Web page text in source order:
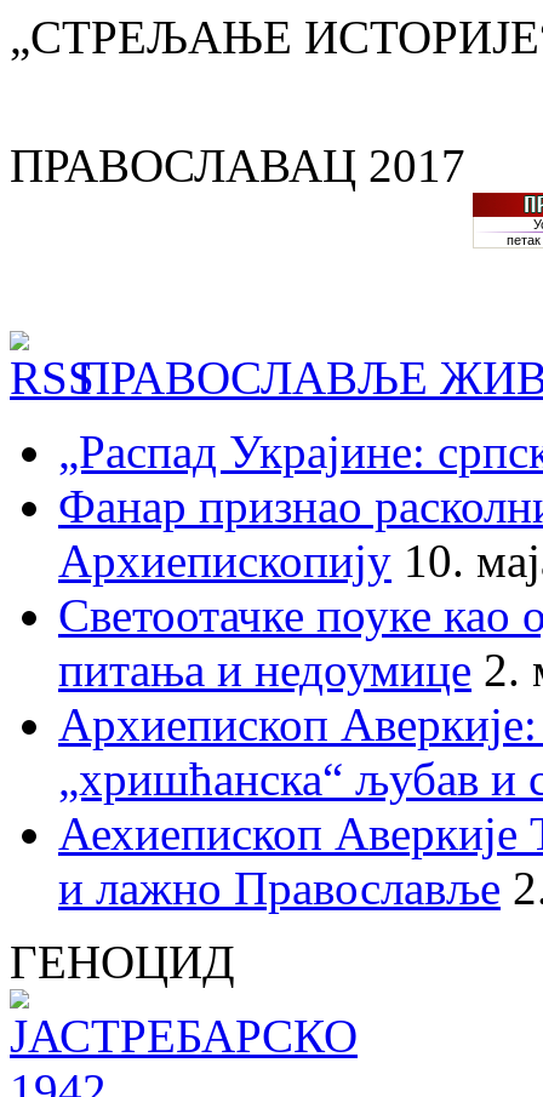
„СТРЕЉАЊЕ
ПРАВОСЛАВАЦ 2017
ПРАВОСЛАВЉЕ
„Распад Украјине:
Фанар признао
Архиепископију 10.
Светоотачке поуке као
питања и недоумице 2.
Архиепископ
„хришћанска“ љубав и
Аехиепископ
и лажно Православље
ГЕНОЦИД